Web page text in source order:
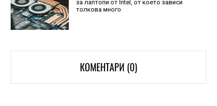
за лаптопи от Intel, от което зависи
толкова много
КОМЕНТАРИ (0)